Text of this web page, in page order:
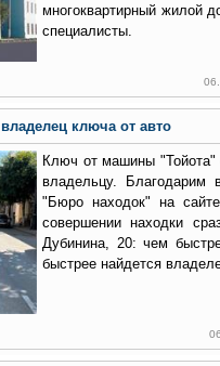
многоквартирный жилой
специалисты.
ключа от авто
Ключ от машины "Тойота"
владельцу. Благодарим
"Бюро находок" на
совершении находки
Дубинина, 20: чем
быстрее найдется